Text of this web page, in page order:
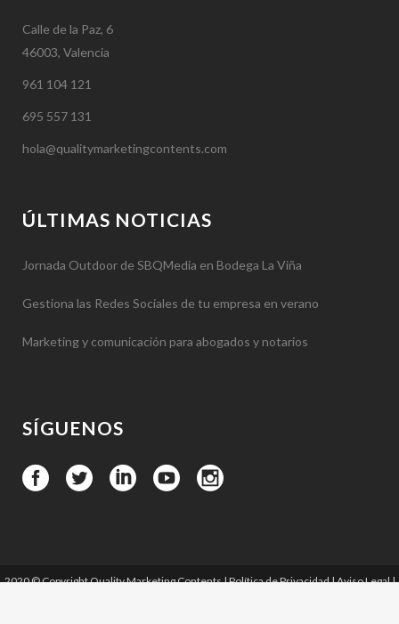
Calle de la Paz, 6
46003, Valencia
961 104 121
695 557 131
hola@qualitymarketingcontents.com
ÚLTIMAS NOTICIAS
Jornada Outdoor de SBQMedia en Bodega La Viña
Gestiona las Redes Sociales de tu empresa en verano
Marketing y comunicación para abogados y notarios
SÍGUENOS
2020 © Copyright Quality Marketing Contents |Política de Privacidad|Aviso Legal|